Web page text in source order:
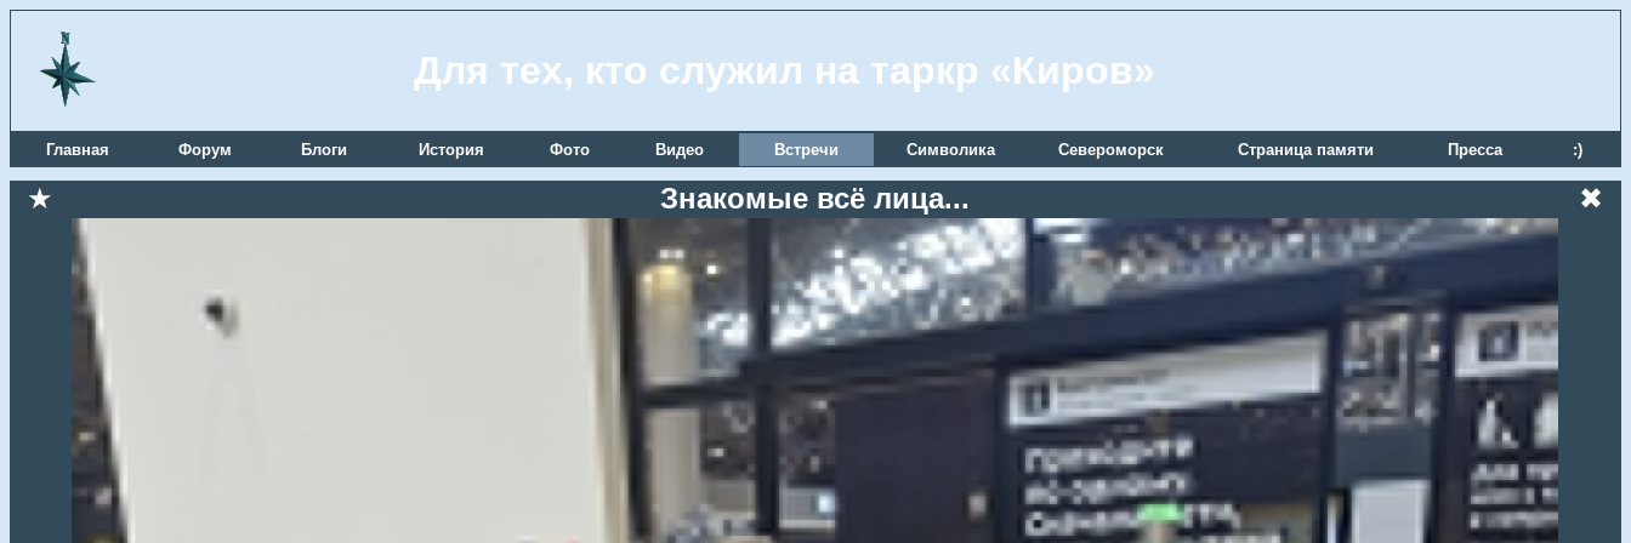
Для тех, кто служил на таркр «Киров»
Главная Форум Блоги История Фото Видео Встречи Символика Североморск Страница памяти Пресса :)
★ Знакомые всё лица... ✖